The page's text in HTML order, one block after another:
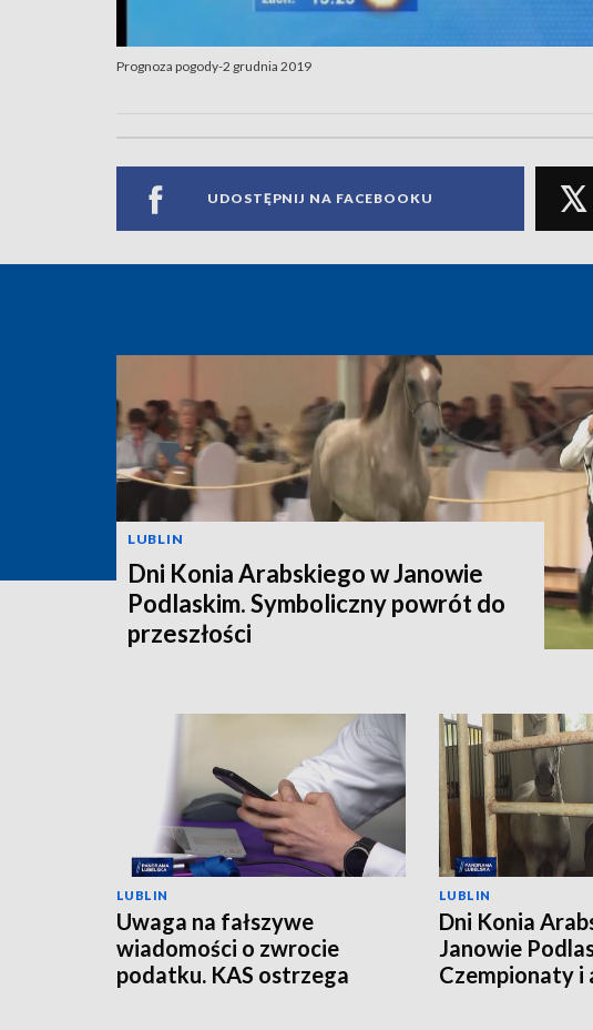
Prognoza pogody-2 grudnia 2019
UDOSTĘPNIJ NA FACEBOOKU
LUBLIN
Dni Konia Arabskiego w Janowie
Podlaskim. Symboliczny powrót do
przeszłości
LUBLIN
Uwaga na fałszywe
wiadomości o zwrocie
podatku. KAS ostrzega
LUBLIN
Dni Konia
Janowie
Czempionaty i